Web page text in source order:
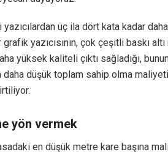
üç ila dört kata kadar
yazıcısının, çok çeşitli baskı
yüksek kaliteli çıktı sağladığı,
düşük toplam sahip olma
yön vermek
en düşük metre kare başına